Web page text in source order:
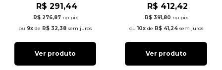
R$ 291,44
R$ 276,87 no pix
9x de R$ 32,38 sem juros
Ver produto
R$ 412,42
R$ 391,80 no pix
10xde R$ 41,24sem juros
Ver produto